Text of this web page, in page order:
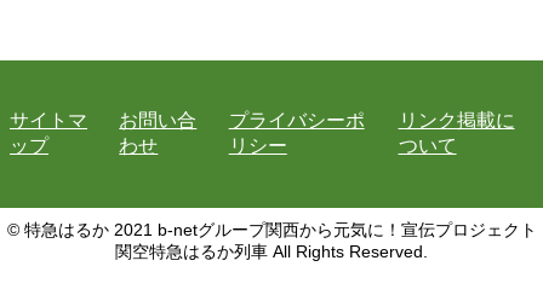
サイトマ
ップ
お問い合
わせ
プライバシーポ
リシー
リンク掲載に
ついて
© 特急はるか 2021 b-netグループ関西から元気に！宣伝プロジェクト
関空特急はるか列車 All Rights Reserved.